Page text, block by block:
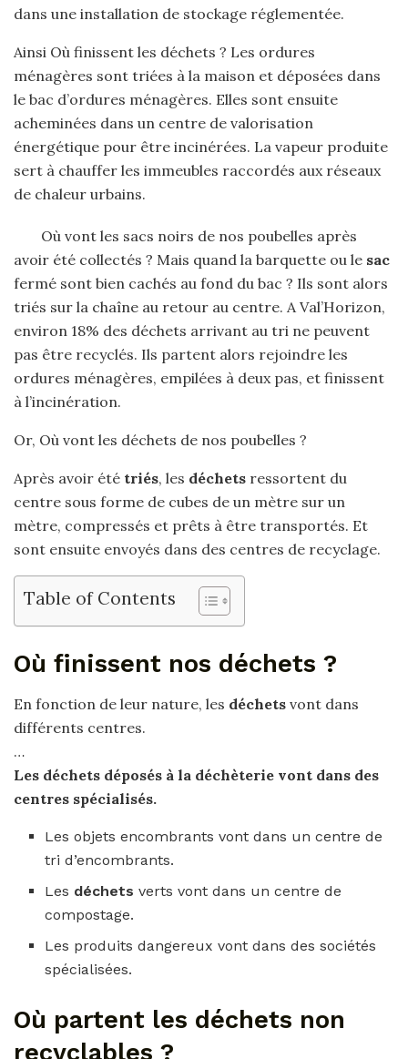
dans une installation de stockage réglementée.
Ainsi Où finissent les déchets ? Les ordures
ménagères sont triées à la maison et déposées dans
le bac d’ordures ménagères. Elles sont ensuite
acheminées dans un centre de valorisation
énergétique pour être incinérées. La vapeur produite
sert à chauffer les immeubles raccordés aux réseaux
de chaleur urbains.
Où vont les sacs noirs de nos poubelles après
avoir été collectés ? Mais quand la barquette ou le sac
fermé sont bien cachés au fond du bac ? Ils sont alors
triés sur la chaîne au retour au centre. A Val’Horizon,
environ 18% des déchets arrivant au tri ne peuvent
pas être recyclés. Ils partent alors rejoindre les
ordures ménagères, empilées à deux pas, et finissent
à l’incinération.
Or, Où vont les déchets de nos poubelles ?
Après avoir été triés, les déchets ressortent du
centre sous forme de cubes de un mètre sur un
mètre, compressés et prêts à être transportés. Et
sont ensuite envoyés dans des centres de recyclage.
Table of Contents
Où finissent nos déchets ?
En fonction de leur nature, les déchets vont dans
différents centres.
…
Les déchets déposés à la déchèterie vont dans des
centres spécialisés.
Les objets encombrants vont dans un centre de
tri d’encombrants.
Les déchetsverts vont dans un centre de
compostage.
Les produits dangereux vont dans des sociétés
spécialisées.
Où partent les déchets non
recyclables ?